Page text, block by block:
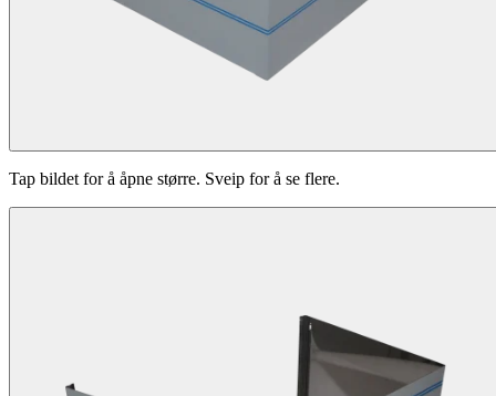
Tap bildet for å åpne større. Sveip for å se flere.